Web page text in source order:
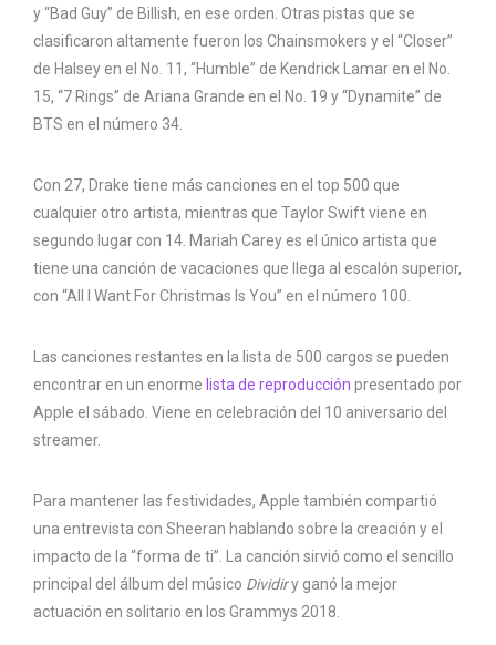
y “Bad Guy” de Billish, en ese orden. Otras pistas que se
clasificaron altamente fueron los Chainsmokers y el “Closer”
de Halsey en el No. 11, “Humble” de Kendrick Lamar en el No.
15, “7 Rings” de Ariana Grande en el No. 19 y “Dynamite” de
BTS en el número 34.
Con 27, Drake tiene más canciones en el top 500 que
cualquier otro artista, mientras que Taylor Swift viene en
segundo lugar con 14. Mariah Carey es el único artista que
tiene una canción de vacaciones que llega al escalón superior,
con “All I Want For Christmas Is You” en el número 100.
Las canciones restantes en la lista de 500 cargos se pueden
encontrar en un enorme lista de reproducción presentado por
Apple el sábado. Viene en celebración del 10 aniversario del
streamer.
Para mantener las festividades, Apple también compartió
una entrevista con Sheeran hablando sobre la creación y el
impacto de la “forma de ti”. La canción sirvió como el sencillo
principal del álbum del músico Dividiry ganó la mejor
actuación en solitario en los Grammys 2018.